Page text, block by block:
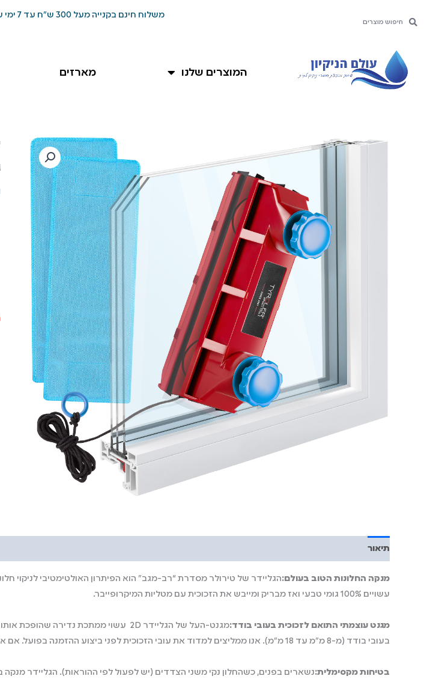
לתוכן
משלוח חינם בקנייה מעל 300 ש"ח עד 7 ימי עסקים!
המוצרים שלנו מארזים
תיאור
מנקה החלונות הטוב בעולם:
עשויים 100% גומי טבעי ואז מבריק ומייבש את הזכוכית עם מטליות המיקרופייבר.
מגנט עוצמתי התואם לזכוכית בעובי בודד:
בעובי בודד (מ-8 מ”מ עד 18 מ”מ). אנו ממליצים למדוד את עובי הזכוכית לפני ביצוע ההזמנה בפועל. אם אינכם בטוחים מה עובי החלון שלכם, תוכלו להיעזר במדריך המדידה שלנו.
בטיחות מקסימלית:נשארים בפנים, כשהחלון נקי משני הצדדים (יש לפעול לפי ההוראות). הגליידר